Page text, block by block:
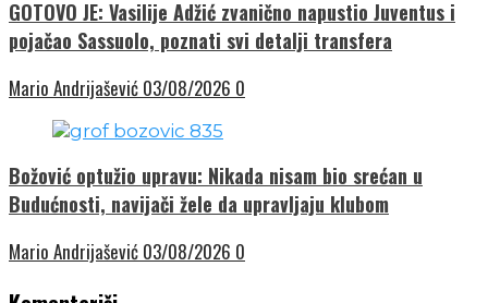
GOTOVO JE: Vasilije Adžić zvanično napustio Juventus i
pojačao Sassuolo, poznati svi detalji transfera
Mario Andrijašević 03/08/2026 0
Božović optužio upravu: Nikada nisam bio srećan u
Budućnosti, navijači žele da upravljaju klubom
Mario Andrijašević 03/08/2026 0